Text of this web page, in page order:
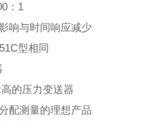
：1
响与时间响应减少
型相同
高的压力变送器
配测量的理想产品